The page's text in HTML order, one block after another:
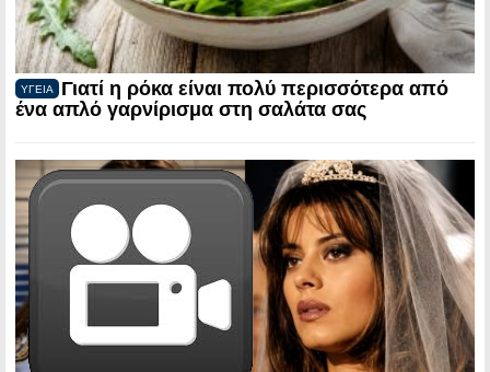
ΥΓΕΙΑ
Γιατί η ρόκα είναι πολύ περισσότερα από
ένα απλό γαρνίρισμα στη σαλάτα σας